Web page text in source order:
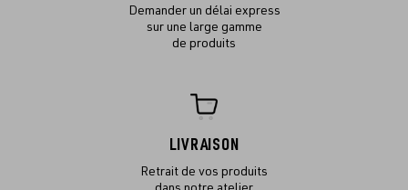
Demander un délai express
sur une large gamme
de produits
LIVRAISON
Retrait de vos produits